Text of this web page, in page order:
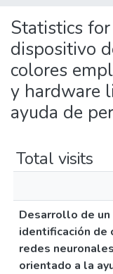
Statistics
dispositivo
colores
y hardware
ayuda de
Total visits
Desarrollo de
identificación de
redes
orientado a la